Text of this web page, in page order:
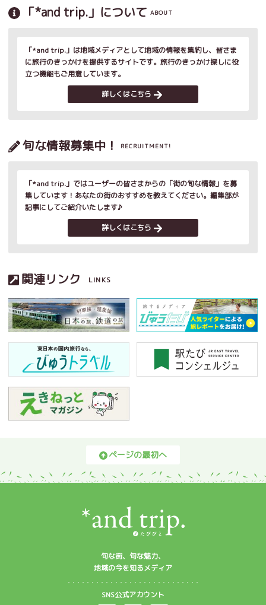
「*and trip.」について ABOUT
「*and trip.」は地域メディアとして地域の情報を集約し、皆さま
に旅行のきっかけを提供するサイトです。旅行のきっかけ探しに役
立つ機能もご用意しています。
詳しくはこちら
旬な情報募集中！ RECRUITMENT!
「*and trip.」ではユーザーの皆さまからの「街の旬な情報」を募
集しています！あなたの街のおすすめを教えてください。編集部が
記事にしてご紹介いたします♪
詳しくはこちら
関連リンク LINKS
ページの最初へ
旬な街、旬な魅力、
地域の今を知るメディア
SNS公式アカウント